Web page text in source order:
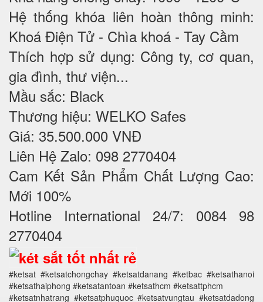
Hệ thống khóa liên hoàn thông minh:
Khoá Điện Tử - Chìa khoá - Tay Cầm
Thích hợp sử dụng: Công ty, cơ quan,
gia đình, thư viện...
Mầu sắc: Black
Thương hiệu: WELKO Safes
Giá: 35.500.000 VNĐ
Liên Hệ Zalo: 098 2770404
Cam Kết Sản Phẩm Chất Lượng Cao:
Mới 100%
Hotline International 24/7: 0084 98
2770404
#ketsat #ketsatchongchay #ketsatdanang #ketbac #ketsathanoi
#ketsathaiphong #ketsatantoan #ketsathcm #ketsattphcm
#ketsatnhatrang #ketsatphuquoc #ketsatvungtau #ketsatdadong